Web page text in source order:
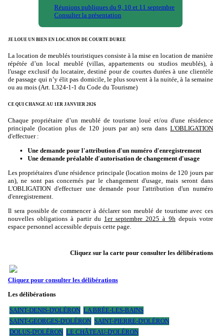
Réunions publiques du 9, 10 et 11 septembre
Consulter la présentation
JE LOUE UN BIEN EN LOCATION DE COURTE DUREE
La location de meublés touristiques consiste à la mise en location de manière
répétée d’un local meublé (villas, appartements ou studios meublés), à
l'usage exclusif du locataire, destiné pour de courtes durées à une clientèle
de passage qui n’y élit pas domicile, le plus souvent à la nuitée, à la semaine
ou au mois (Art. L324-1-1 du Code du Tourisme)
CE QUI CHANGE AU 1ER JANVIER 2026
Chaque propriétaire d’un meublé de tourisme loué et/ou d'une résidence
principale (location plus de 120 jours par an) sera dans L'OBLIGATION
d'effectuer :
Une demande pour l'attribution d'un numéro d'enregistrement
Une demande préalable d'autorisation de changement d'usage
Les propriétaires d'une résidence principale (location moins de 120 jours par
an), ne sont pas concernés par le changement d'usage, mais seront dans
L'OBLIGATION d'effectuer une demande pour l'attribution d'un numéro
d'enregistrement.
Il sera possible de commencer à déclarer son meublé de tourisme avec ces
nouvelles obligations à partir du 1er septembre 2025 à 9h depuis votre
espace personnel accessible depuis cette page.
Cliquez sur la carte pour consulter les délibérations
Cliquez pour consulter les délibérations
Les délibérations
SAINT-DENIS-D'OLÉRON LA BRÉE-LES-BAINS
SAINT-GEORGES-D'OLÉRON SAINT-PIERRE-D'OLÉRON
DOLUS-D'OLÉRON LE CHÂTEAU-D'OLÉRON